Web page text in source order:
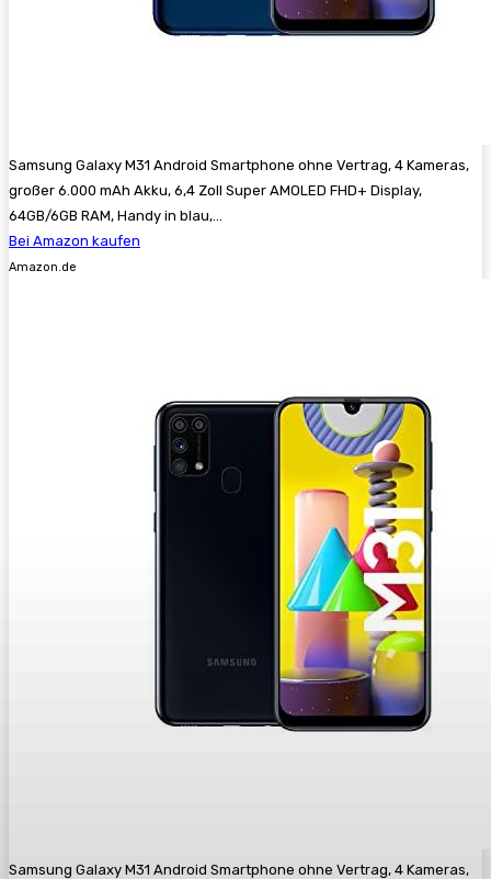
Samsung Galaxy M31 Android Smartphone ohne Vertrag, 4 Kameras,
großer 6.000 mAh Akku, 6,4 Zoll Super AMOLED FHD+ Display,
64GB/6GB RAM, Handy in blau,...
Bei Amazon kaufen
Amazon.de
Samsung Galaxy M31 Android Smartphone ohne Vertrag, 4 Kameras,